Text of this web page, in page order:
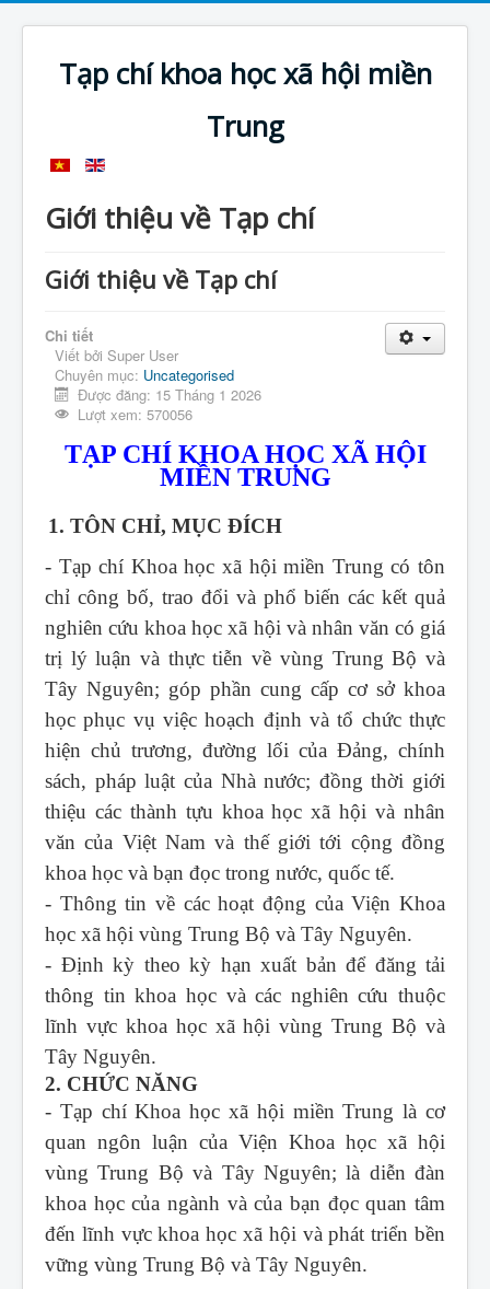
Tạp chí khoa học xã hội miền
Trung
Giới thiệu về Tạp chí
Giới thiệu về Tạp chí
Chi tiết
Viết bởi Super User
Chuyên mục: Uncategorised
Được đăng: 15 Tháng 1 2026
Lượt xem: 570056
TẠP CHÍ KHOA HỌC XÃ HỘI
MIỀN TRUNG
1. TÔN CHỈ, MỤC ĐÍCH
- Tạp chí Khoa học xã hội miền Trung có tôn
chỉ công bố, trao đổi và phổ biến các kết quả
nghiên cứu khoa học xã hội và nhân văn có giá
trị lý luận và thực tiễn về vùng Trung Bộ và
Tây Nguyên; góp phần cung cấp cơ sở khoa
học phục vụ việc hoạch định và tổ chức thực
hiện chủ trương, đường lối của Đảng, chính
sách, pháp luật của Nhà nước; đồng thời giới
thiệu các thành tựu khoa học xã hội và nhân
văn của Việt Nam và thế giới tới cộng đồng
khoa học và bạn đọc trong nước, quốc tế.
- Thông tin về các hoạt động của Viện Khoa
học xã hội vùng Trung Bộ và Tây Nguyên.
- Định kỳ theo kỳ hạn xuất bản để đăng tải
thông tin khoa học và các nghiên cứu thuộc
lĩnh vực khoa học xã hội vùng Trung Bộ và
Tây Nguyên.
2. CHỨC NĂNG
- Tạp chí Khoa học xã hội miền Trung là cơ
quan ngôn luận của Viện Khoa học xã hội
vùng Trung Bộ và Tây Nguyên; là diễn đàn
khoa học của ngành và của bạn đọc quan tâm
đến lĩnh vực khoa học xã hội và phát triển bền
vững vùng Trung Bộ và Tây Nguyên.